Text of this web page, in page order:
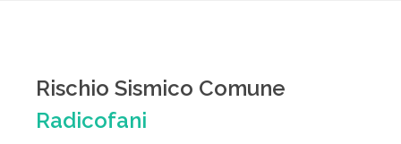
Rischio Sismico Comune
Radicofani